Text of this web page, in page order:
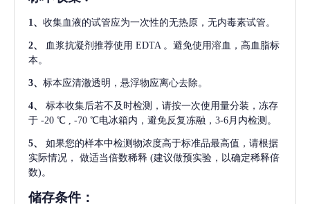
1 、 收集血液的试管应为一次性的无热原，无内毒素试管。
2、 血浆抗凝剂推荐使用 EDTA 。避免使用溶血，高血脂标
本。
3、 标本应清澈透明，悬浮物应离心去除。
4、
标本收集后若不及时检测，请按一次使用量分装，冻存
于 -20 ℃ , -70 ℃电冰箱内，避免反复冻融，3-6月内检测。
5、
如果您的样本中检测物浓度高于标准品最高值，请根据
实际情况，
做适当倍数稀释 (建议做预实验，以确定稀释倍
数)。
储存条件：